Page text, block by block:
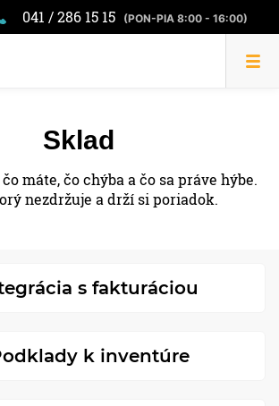
041 / 286 15 15 (PON-PIA 8:00 - 16:00)
Sklad
máte, čo chýba a čo sa práve hýbe.
nezdržuje a drží si poriadok.
s fakturáciou
k inventúre